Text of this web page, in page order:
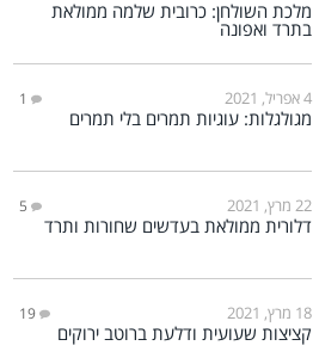
מלכת השולחן: כרובית שלמה ממולאת
בתרד ואפונה
4 אפריל, 2021 1
מגולגלות: עוגיות תמרים בלי תמרים
22 מרץ, 2021 5
דלורית ממולאת בעדשים שחורות ותרד
18 מרץ, 2021 19
קציצות שעועית ודלעת ברוטב ירוקים